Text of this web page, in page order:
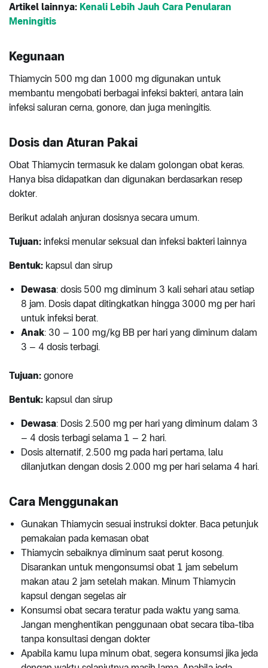
Artikel lainnya: Kenali Lebih Jauh Cara Penularan
Meningitis
Kegunaan
Thiamycin 500 mg dan 1000 mg digunakan untuk
membantu mengobati berbagai infeksi bakteri, antara lain
infeksi saluran cerna, gonore, dan juga meningitis.
Dosis dan Aturan Pakai
Obat Thiamycin termasuk ke dalam golongan obat keras.
Hanya bisa didapatkan dan digunakan berdasarkan resep
dokter.
Berikut adalah anjuran dosisnya secara umum.
Tujuan: infeksi menular seksual dan infeksi bakteri lainnya
Bentuk: kapsul dan sirup
Dewasa: dosis 500 mg diminum 3 kali sehari atau setiap
8 jam. Dosis dapat ditingkatkan hingga 3000 mg per hari
untuk infeksi berat.
Anak: 30 – 100 mg/kg BB per hari yang diminum dalam
3 – 4 dosis terbagi.
Tujuan: gonore
Bentuk: kapsul dan sirup
Dewasa: Dosis 2.500 mg per hari yang diminum dalam 3
– 4 dosis terbagi selama 1 – 2 hari.
Dosis alternatif, 2.500 mg pada hari pertama, lalu
dilanjutkan dengan dosis 2.000 mg per hari selama 4 hari.
Cara Menggunakan
Gunakan Thiamycin sesuai instruksi dokter. Baca petunjuk
pemakaian pada kemasan obat
Thiamycin sebaiknya diminum saat perut kosong.
Disarankan untuk mengonsumsi obat 1 jam sebelum
makan atau 2 jam setelah makan. Minum Thiamycin
kapsul dengan segelas air
Konsumsi obat secara teratur pada waktu yang sama.
Jangan menghentikan penggunaan obat secara tiba-tiba
tanpa konsultasi dengan dokter
Apabila kamu lupa minum obat, segera konsumsi jika jeda